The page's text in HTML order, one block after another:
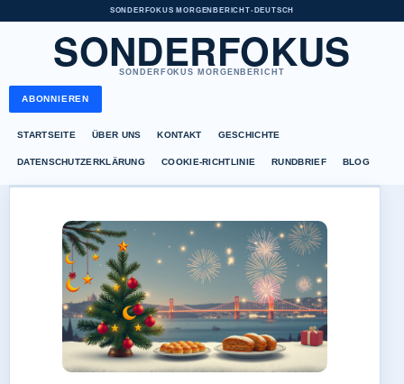
SONDERFOKUS MORGENBERICHT• DEUTSCH
SONDERFOKUS
SONDERFOKUS MORGENBERICHT
ABONNIEREN
STARTSEITE ÜBER UNS KONTAKT GESCHICHTE
DATENSCHUTZERKLÄRUNG COOKIE-RICHTLINIE RUNDBRIEF BLOG